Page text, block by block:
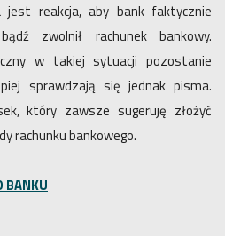
jest reakcja, aby bank faktycznie
zwolnił rachunek bankowy.
w takiej sytuacji pozostanie
sprawdzają się jednak pisma.
który zawsze sugeruję złożyć
rachunku bankowego.
BANKU